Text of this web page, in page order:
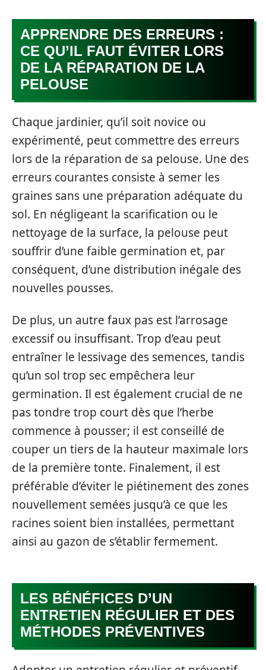
APPRENDRE DES ERREURS :
CE QU’IL FAUT ÉVITER LORS
DE LA RÉPARATION DE LA
PELOUSE
Chaque jardinier, qu’il soit novice ou
expérimenté, peut commettre des erreurs
lors de la réparation de sa pelouse. Une des
erreurs courantes consiste à semer les
graines sans une préparation adéquate du
sol. En négligeant la scarification ou le
nettoyage de la surface, la pelouse peut
souffrir d’une faible germination et, par
conséquent, d’une distribution inégale des
nouvelles pousses.
De plus, un autre faux pas est l’arrosage
excessif ou insuffisant. Trop d’eau peut
entraîner le lessivage des semences, tandis
qu’un sol trop sec empêchera leur
germination. Il est également crucial de ne
pas tondre trop court dès que l’herbe
commence à pousser; il est conseillé de
couper un tiers de la hauteur maximale lors
de la première tonte. Finalement, il est
préférable d’éviter le piétinement des zones
nouvellement semées jusqu’à ce que les
racines soient bien installées, permettant
ainsi au gazon de s’établir fermement.
LES BÉNÉFICES D’UN
ENTRETIEN RÉGULIER ET DES
MÉTHODES PRÉVENTIVES